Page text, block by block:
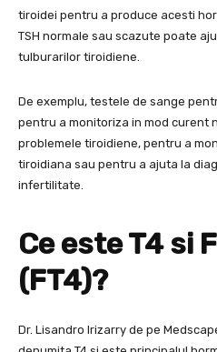
tiroidei pentru a produce acesti
TSH normale sau scazute poate
tulburarilor tiroidiene.
De exemplu, testele de sange
pentru a monitoriza in mod curent
problemele tiroidiene, pentru a
tiroidiana sau pentru a ajuta la
infertilitate.
Ce este T4 si
(FT4)?
Dr. Lisandro Irizarry de pe